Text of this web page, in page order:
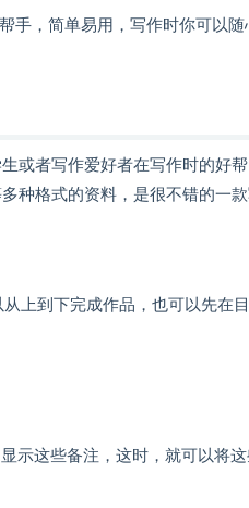
手，简单易用，写作时你可以随
或者写作爱好者在写作时的好帮
种格式的资料，是很不错的一
上到下完成作品，也可以先在
示这些备注，这时，就可以将